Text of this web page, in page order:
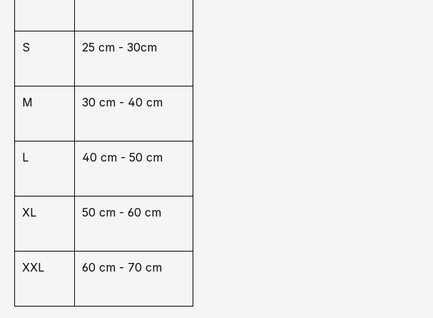
S 25 cm - 30cm
M 30 cm - 40 cm
L 40 cm - 50 cm
XL 50 cm - 60 cm
XXL 60 cm - 70 cm